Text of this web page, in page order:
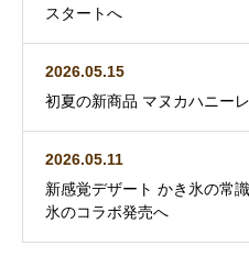
スタートへ
2026.05.15
初夏の新商品 マヌカハニー
2026.05.11
新感覚デザート かき氷の常
氷のコラボ発売へ